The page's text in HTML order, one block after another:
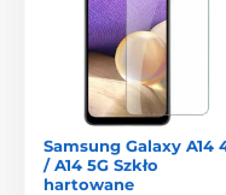
Samsung Galaxy A14
/ A14 5G Szkło
hartowane